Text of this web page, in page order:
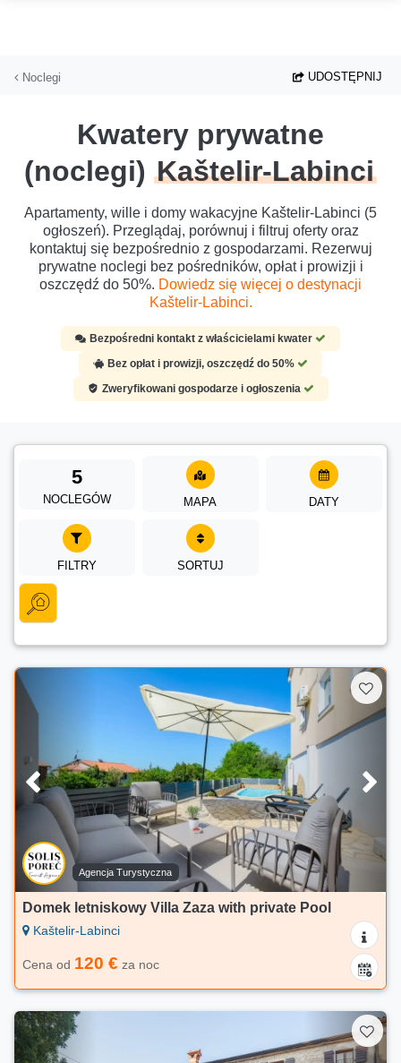
Noclegi UDOSTĘPNIJ
Kwatery prywatne
(noclegi) Kaštelir-Labinci
Apartamenty, wille i domy wakacyjne Kaštelir-Labinci (5
ogłoszeń). Przeglądaj, porównuj i filtruj oferty oraz
kontaktuj się bezpośrednio z gospodarzami. Rezerwuj
prywatne noclegi bez pośredników, opłat i prowizji i
oszczędź do 50%. Dowiedz się więcej o destynacji
Kaštelir-Labinci.
Bezpośredni kontakt z właścicielami kwater
Bez opłat i prowizji, oszczędź do 50%
Zweryfikowani gospodarze i ogłoszenia
5
NOCLEGÓW MAPA DATY
FILTRY SORTUJ
Agencja Turystyczna
Domek letniskowy Villa Zaza with private Pool
Kaštelir-Labinci
Cena od 120 € za noc